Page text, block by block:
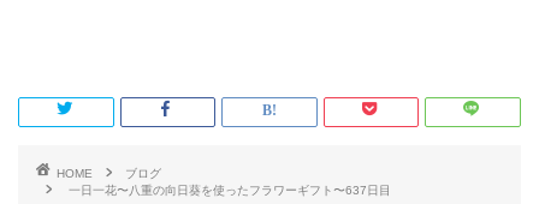
HOME
ブログ
一日一花〜八重の向日葵を使ったフラワーギフト〜637日目